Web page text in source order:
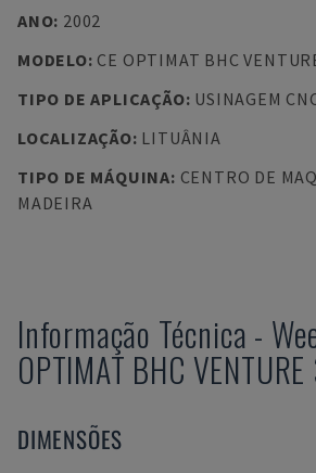
ANO: 2002
MODELO: CE OPTIMAT BHC
TIPO DE APLICAÇÃO: USINAGEM
LOCALIZAÇÃO: LITUÂNIA
TIPO DE MÁQUINA: CENTRO DE
MADEIRA
Informação Técnica -
OPTIMAT BHC
DIMENSÕES